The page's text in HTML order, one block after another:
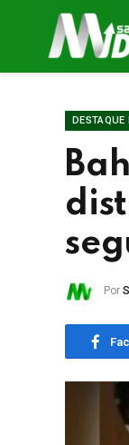
Por